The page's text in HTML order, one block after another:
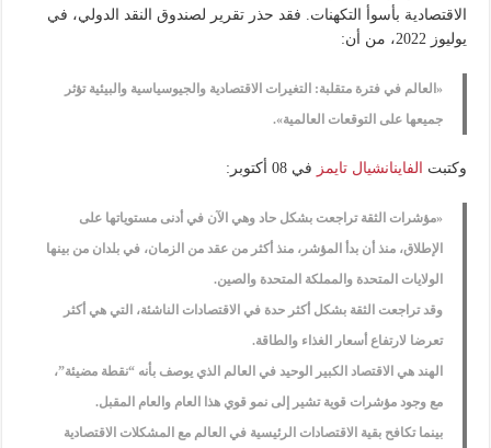
الاقتصادية بأسوأ التكهنات. فقد حذر تقرير لصندوق النقد الدولي، في
يوليوز 2022، من أن:
«العالم في فترة متقلبة: التغيرات الاقتصادية والجيوسياسية والبيئية تؤثر
جميعها على التوقعات العالمية».
وكتبت الفاينانشيال تايمز في 08 أكتوبر:
«مؤشرات الثقة تراجعت بشكل حاد وهي الآن في أدنى مستوياتها على
الإطلاق، منذ أن بدأ المؤشر، منذ أكثر من عقد من الزمان، في بلدان من بينها
الولايات المتحدة والمملكة المتحدة والصين.
وقد تراجعت الثقة بشكل أكثر حدة في الاقتصادات الناشئة، التي هي أكثر
تعرضا لارتفاع أسعار الغذاء والطاقة.
الهند هي الاقتصاد الكبير الوحيد في العالم الذي يوصف بأنه “نقطة مضيئة”،
مع وجود مؤشرات قوية تشير إلى نمو قوي هذا العام والعام المقبل.
بينما تكافح بقية الاقتصادات الرئيسية في العالم مع المشكلات الاقتصادية